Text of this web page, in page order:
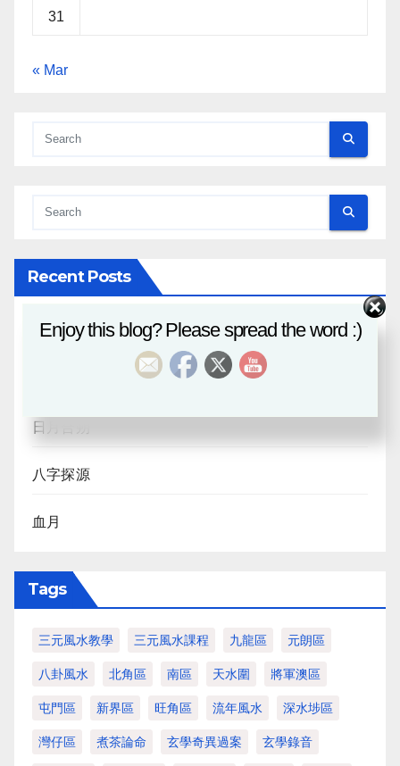
31
« Mar
Recent Posts
八字課程
日月合朔
八字探源
血月
Tags
三元風水教學 三元風水課程 九龍區 元朗區
八卦風水 北角區 南區 天水圍 將軍澳區
屯門區 新界區 旺角區 流年風水 深水埗區
灣仔區 煮茶論命 玄學奇異過案 玄學錄音
Enjoy this blog? Please spread the word :)